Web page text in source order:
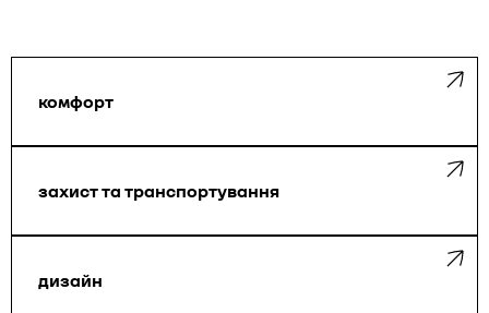
комфорт
захист та транспортування
дизайн